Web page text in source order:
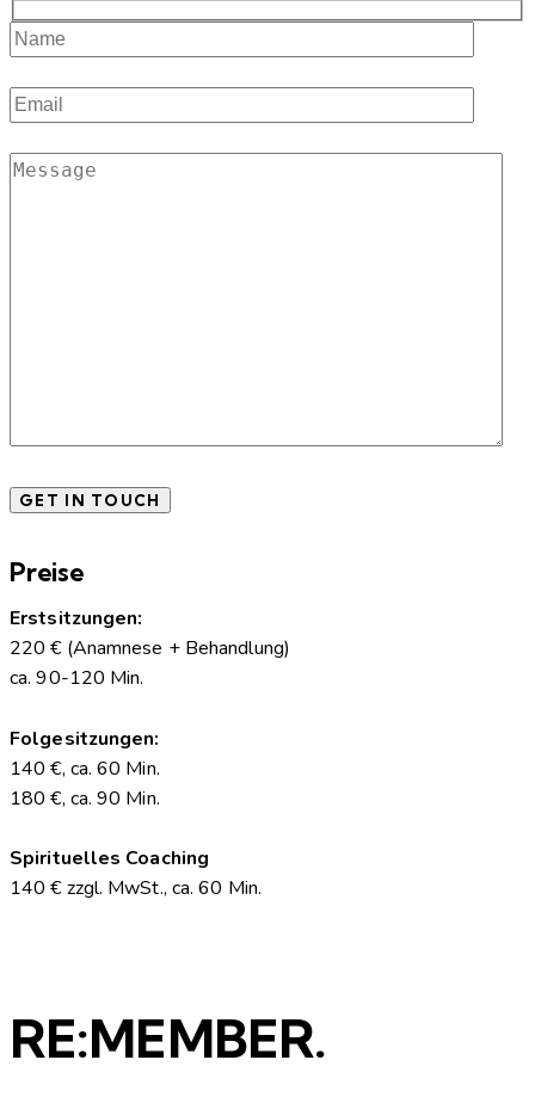
Preise
Erstsitzungen:
220 € (Anamnese + Behandlung)
ca. 90-120 Min.
Folgesitzungen:
140 €, ca. 60 Min.
180 €, ca. 90 Min.
Spirituelles Coaching
140 € zzgl. MwSt., ca. 60 Min.
RE:MEMBER.